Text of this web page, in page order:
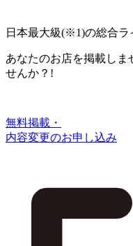
日本最大級(※1)の総合ラ
あなたのお店を掲載しま
せんか？!
無料掲載・
内容変更のお申し込み